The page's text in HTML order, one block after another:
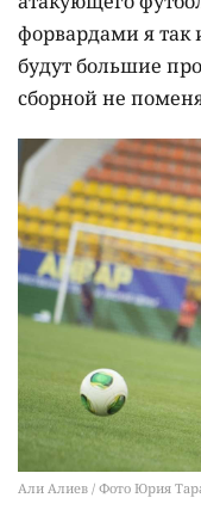
форвардами я так
будут большие
сборной не
Али Алиев / Фото Юрия